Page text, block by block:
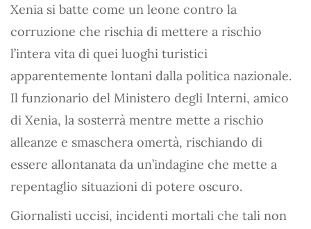
Xenia si batte come un leone contro la
corruzione che rischia di mettere a rischio
l’intera vita di quei luoghi turistici
apparentemente lontani dalla politica nazionale.
Il funzionario del Ministero degli Interni, amico
di Xenia, la sosterrà mentre mette a rischio
alleanze e smaschera omertà, rischiando di
essere allontanata da un’indagine che mette a
repentaglio situazioni di potere oscuro.
Giornalisti uccisi, incidenti mortali che tali non